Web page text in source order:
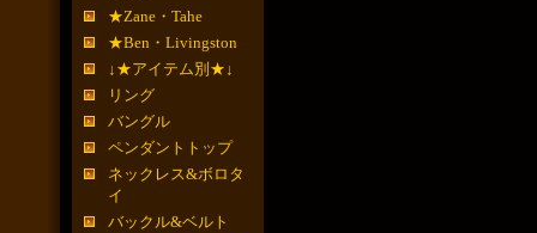
★Zane・Tahe
★Ben・Livingston
↓★アイテム別★↓
リング
バングル
ペンダントトップ
ネックレス&ボロタ
イ
バックル&ベルト